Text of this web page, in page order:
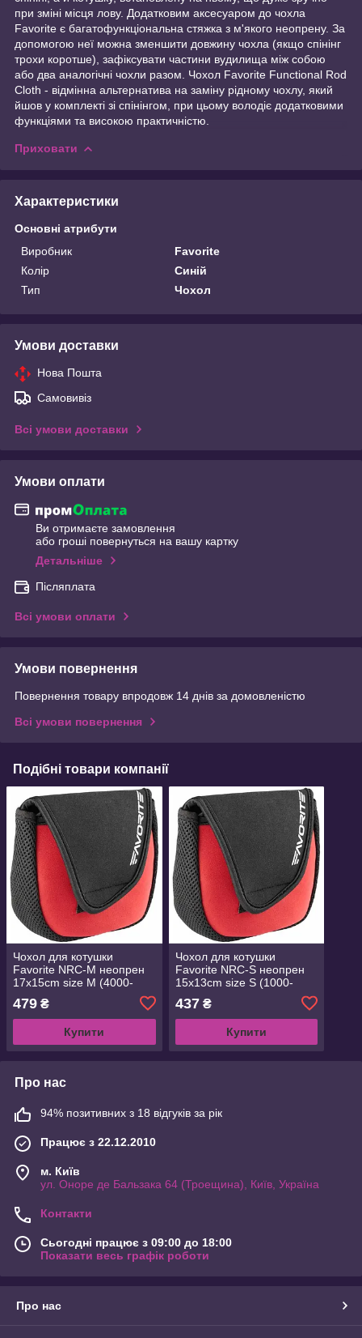
при зміні місця лову. Додатковим аксесуаром до чохла
Favorite є багатофункціональна стяжка з м'якого неопрену. За
допомогою неї можна зменшити довжину чохла (якщо спінінг
трохи коротше), зафіксувати частини вудилища між собою
або два аналогічні чохли разом. Чохол Favorite Functional Rod
Cloth - відмінна альтернатива на заміну рідному чохлу, який
йшов у комплекті зі спінінгом, при цьому володіє додатковими
функціями та високою практичністю.
Приховати
Характеристики
Основні атрибути
Виробник
Favorite
Колір
Синій
Тип
Чохол
Умови доставки
Нова Пошта
Самовивіз
Всі умови доставки
Умови оплати
Ви отримаєте замовлення
або гроші повернуться на вашу картку
Детальніше
Післяплата
Всі умови оплати
Умови повернення
Повернення товару впродовж 14 днів за домовленістю
Всі умови повернення
Подібні товари компанії
Чохол для котушки
Favorite NRC-M неопрен
17x15cm size M (4000-
479 ₴
Купити
Чохол для котушки
Favorite NRC-S неопрен
15x13cm size S (1000-
437₴
Купити
Про нас
94% позитивних з 18 відгуків за рік
Працює з 22.12.2010
м. Київ
ул. Оноре де Бальзака 64 (Троещина), Київ, Україна
Контакти
Сьогодні працює з 09:00 до 18:00
Показати весь графік роботи
Про нас